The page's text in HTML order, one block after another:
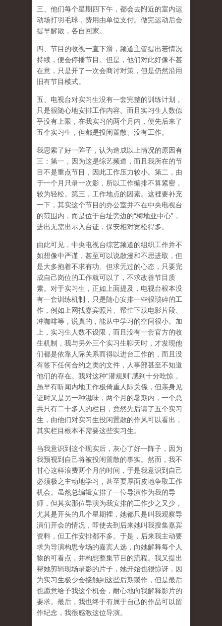
三、他们每个星期四下午，都会去附近的室内运
动场打羽毛球，费用由单位支付。做完运动后会
提早解散，各自回家。
四、节目的收视一直下滑，频道主管提出若情况
持续，便会停播节目。但是，他们对此好像不甚
在意，只是开了一次会商讨对策，但是仍然沿用
旧有节目模式。
五、电视台对实习生没有一套完整的训练计划，
只是很随心地安排工作内容。而且实习生人数似
乎没有上限，在我实习的两个月内，便先后来了
五个实习生，但都是投闲置散、没有工作。
我思索了好一阵子，认为造成以上情况的原因有
三：第一，因为这是综艺频道，而且我所在的节
目不是重点节目，因此工作压力较小。第二，由
于一个月只录一次影，所以工作编排不算紧密，
较为轻松。第三，工作地点的因素。这裡要补充
一下，其实这个节目的办公室并不在中央电视台
的范围内，而是位于台址旁边的“梅地亚中心”，
进出无需出示入台证，保安相对宽松得多。
由此可见，中央电视台综艺频道的组织工作并不
如想像中严谨，甚至可以说散漫和不思进取，但
是大多抱着不求有功、但求无过的心态，只要完
成自己岗位的工作就可以了，不求改善节目质
素。对于实习生，正如上面提及，电视台根本没
有一套训练机制，只是随心安排一些很琐碎的工
作，例如上网找嘉宾照片、帮忙下载电影片段、
冲咖啡等，说真的，能从中学习的空间很小。加
上，实习生人数不设限，而且没有一套官方的收
生机制，我与另外三个实习生聊天时，才发现他
们都是依靠人际关系而得以进台工作的，而且没
有签下任何合约之类的文件，人事部甚至不知道
他们的存在。我对这种“潜规则”感到十分吃惊，
虽早有听闻内地工作极倚重人际关係，但亲身见
证时又是另一种滋味，两个月的暑期内，一个总
共只有二十多人的栏目，竟然先后请了五个实习
生，由他们对实习生投闲置散的作风可以看出，
其实栏目根本不需要这些实习生。
当我意识到这个现实后，灰心了好一阵子，因为
我预视到自己将被投闲置散的事实。然而，我不
甘心这样浪费两个月的时间，于是我意识到自己
必须极之主动地学习，甚至要厚面皮地争取工作
机会。虽然总编辑安排了一位导演作为我的导
师，但其实那位导演为我安排的工作少之又少，
尤其是开头的几个星期裡，她都只是叫我观察导
演们开会的情况，即使去到后来她叫我搜集嘉宾
资料，但工作安排都不多。于是，后来我主动要
求为导演构思专场的嘉宾人选，向她解释每个人
物的可看点，并构想整集节目的流程。我又提出
帮她剪辑现场录影的片子，她开始也很惊讶，因
为实习生极少会接触到这些后期製作，但是最后
也愿意给予我这个机会，耐心地向我解释影片的
要求。最后，我也终于有属于自己的作品可以留
作纪念，我很感激这位导演。